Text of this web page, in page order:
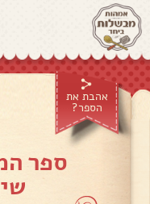
אהבת את
הספר?
ספר